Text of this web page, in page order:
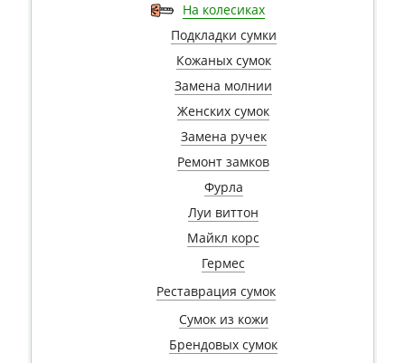
На колесиках
Подкладки сумки
Кожаных сумок
Замена молнии
Женских сумок
Замена ручек
Ремонт замков
Фурла
Луи виттон
Майкл корс
Гермес
Реставрация сумок
Сумок из кожи
Брендовых сумок